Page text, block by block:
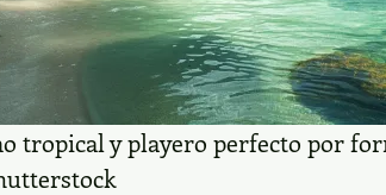
tropical y playero perfecto por